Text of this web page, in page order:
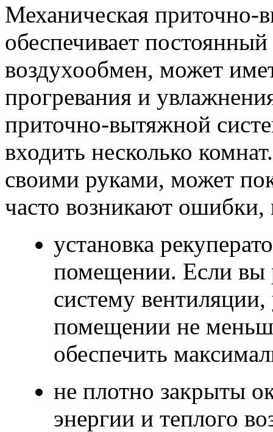
Механическая приточно-
обеспечивает
воздухообмен, может
прогревания и
приточно-вытяжной
входить несколько
своими руками, может
часто возникают ошибки,
установка
помещении. Если вы
систему вентиляции,
помещении не
обеспечить
не плотно закрыты
энергии и теплого